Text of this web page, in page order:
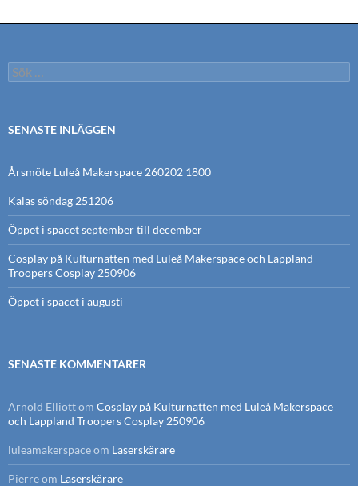
Sök
efter:
SENASTE INLÄGGEN
Årsmöte Luleå Makerspace 260202 1800
Kalas söndag 251206
Öppet i spacet september till december
Cosplay på Kulturnatten med Luleå Makerspace och Lappland
Troopers Cosplay 250906
Öppet i spacet i augusti
SENASTE KOMMENTARER
Arnold Elliottom Cosplay på Kulturnatten med Luleå Makerspace
och Lappland Troopers Cosplay 250906
luleamakerspaceom Laserskärare
Pierreom Laserskärare